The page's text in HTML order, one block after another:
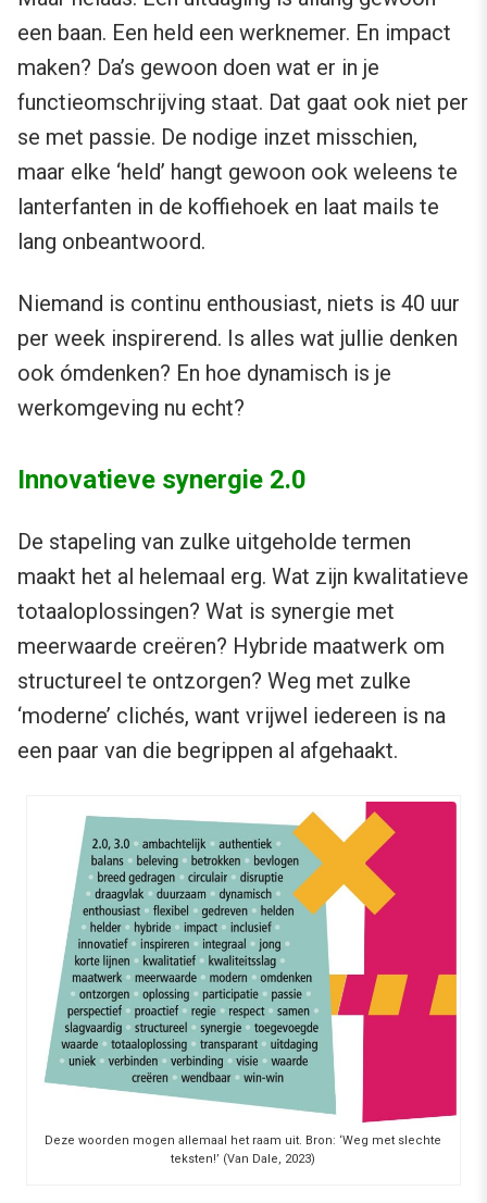
een baan. Een held een werknemer. En impact
maken? Da’s gewoon doen wat er in je
functieomschrijving staat. Dat gaat ook niet per
se met passie. De nodige inzet misschien,
maar elke ‘held’ hangt gewoon ook weleens te
lanterfanten in de koffiehoek en laat mails te
lang onbeantwoord.
Niemand is continu enthousiast, niets is 40 uur
per week inspirerend. Is alles wat jullie denken
ook ómdenken? En hoe dynamisch is je
werkomgeving nu echt?
Innovatieve synergie 2.0
De stapeling van zulke uitgeholde termen
maakt het al helemaal erg. Wat zijn kwalitatieve
totaaloplossingen? Wat is synergie met
meerwaarde creëren? Hybride maatwerk om
structureel te ontzorgen? Weg met zulke
‘moderne’ clichés, want vrijwel iedereen is na
een paar van die begrippen al afgehaakt.
Deze woorden mogen allemaal het raam uit. Bron: ‘Weg met slechte
teksten!’ (Van Dale, 2023)